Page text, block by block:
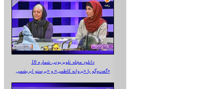
دانلود مجله تلویزیونی شماره 16
گفت‌وگو با «پروانه کاظمی» و «پرستو‌ ابریشمی»